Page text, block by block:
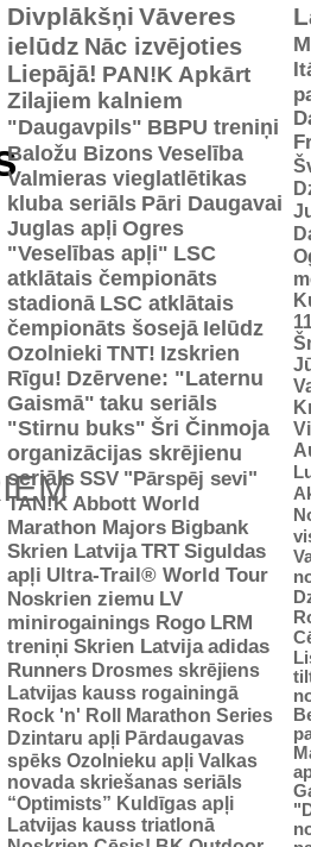
Divplākšņi Vāveres
ielūdz Nāc izvējoties
Liepājā! PAN!K Apkārt
Zilajiem kalniem
"Daugavpils" BBPU treniņi
Baložu BizonsVeselība
Valmieras vieglatlētikas
kluba seriāls Pāri Daugavai
Juglas apļi Ogres
"Veselības apļi" LSC
atklātais čempionāts
stadionā LSC atklātais
čempionāts šosejā Ielūdz
Ozolnieki TNT! Izskrien
Rīgu! Dzērvene: "Laternu
Gaismā" taku seriāls
"Stirnu buks" Šri Činmoja
organizācijas skrējienu
seriāls SSV "Pārspēj sevi"
TAN!K Abbott World
Marathon Majors Bigbank
Skrien Latvija TRT Siguldas
apļi Ultra-Trail® World Tour
Noskrien ziemu LV
minirogainings Rogo LRM
treniņi Skrien Latvija adidas
Runners Drosmes skrējiens
Latvijas kauss rogainingā
Rock 'n' Roll Marathon Series
Dzintaru apļi Pārdaugavas
spēks Ozolnieku apļi Valkas
novada skriešanas seriāls
“Optimists” Kuldīgas apļi
Latvijas kauss triatlonā